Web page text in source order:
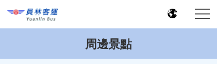
周邊景點